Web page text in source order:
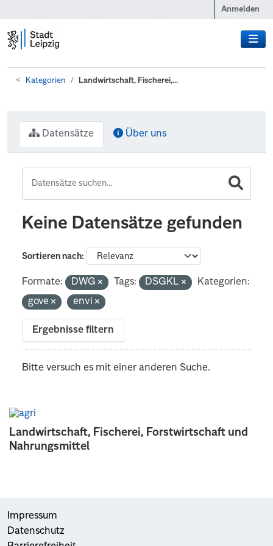
Anmelden
Kategorien Landwirtschaft, Fischerei,...
Landwirtschaft, Fischerei, Forstwirtschaft und
Nahrungsmittel
Datensätze Über uns
Keine Datensätze gefunden
Sortieren nach
Formate: DWG Tags: DSGKL
Kategorien:
gove
envi
Ergebnisse filtern
Bitte versuch es mit einer anderen Suche.
Impressum
Datenschutz